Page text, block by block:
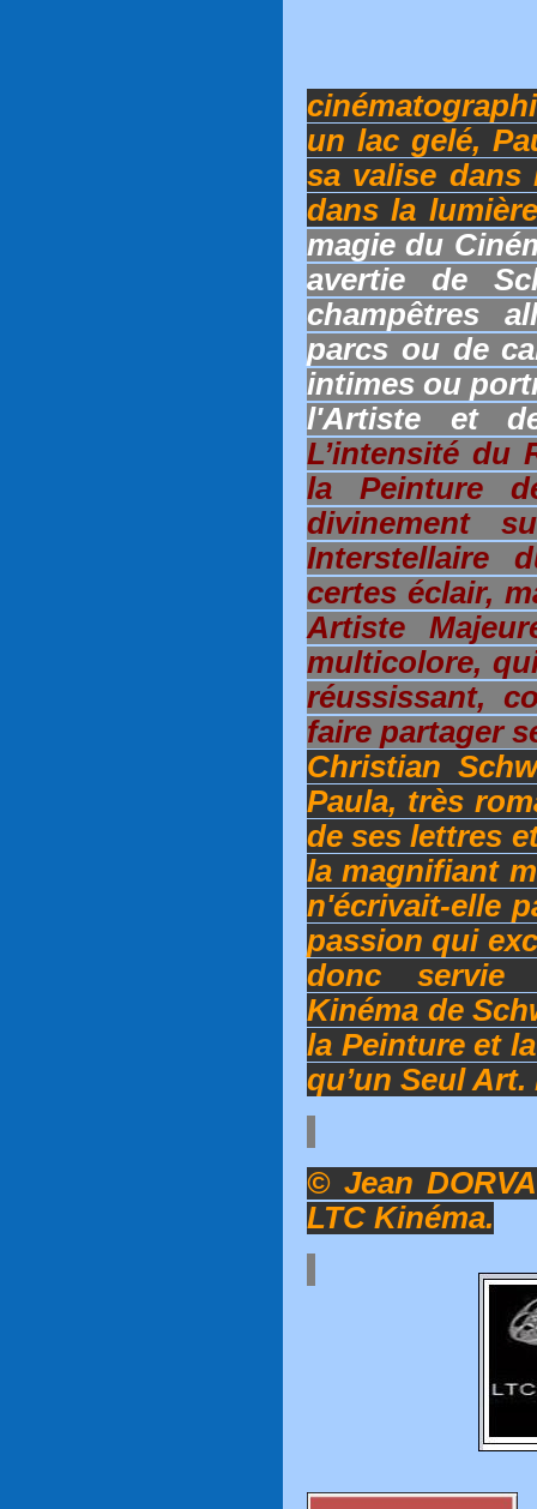
un lac gelé,
sa valise dans
dans la
magie du
avertie de
champêtres
parcs ou de
intimes ou
l'Artiste et
L’intensité du
la Peinture
divinement
Interstellaire
certes éclair,
Artiste
multicolore,
réussissant,
faire partager
Christian
Paula, très
de ses lettres
la magnifiant
n'écrivait-elle
passion qui
donc servie
Kinéma de
la Peinture et
qu’un Seul
© Jean
LTC Kinéma.